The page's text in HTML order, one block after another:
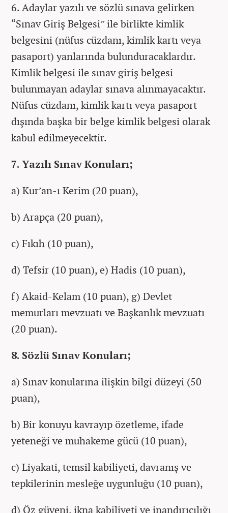
6. Adaylar yazılı ve sözlü sınava gelirken
“Sınav Giriş Belgesi” ile birlikte kimlik
belgesini (nüfus cüzdanı, kimlik kartı veya
pasaport) yanlarında bulunduracaklardır.
Kimlik belgesi ile sınav giriş belgesi
bulunmayan adaylar sınava alınmayacaktır.
Nüfus cüzdanı, kimlik kartı veya pasaport
dışında başka bir belge kimlik belgesi olarak
kabul edilmeyecektir.
7. Yazılı Sınav Konuları;
a) Kur’an-ı Kerim (20 puan),
b) Arapça (20 puan),
c) Fıkıh (10 puan),
d) Tefsir (10 puan), e) Hadis (10 puan),
f) Akaid-Kelam (10 puan), g) Devlet
memurları mevzuatı ve Başkanlık mevzuatı
(20 puan).
8. Sözlü Sınav Konuları;
a) Sınav konularına ilişkin bilgi düzeyi (50
puan),
b) Bir konuyu kavrayıp özetleme, ifade
yeteneği ve muhakeme gücü (10 puan),
c) Liyakati, temsil kabiliyeti, davranış ve
tepkilerinin mesleğe uygunluğu (10 puan),
d) Öz güveni, ikna kabiliyeti ve inandırıcılığı